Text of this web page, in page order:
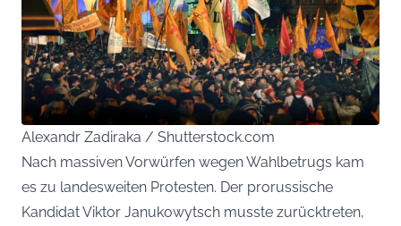
Alexandr Zadiraka / Shutterstock.com
Nach massiven Vorwürfen wegen Wahlbetrugs kam
es zu landesweiten Protesten. Der prorussische
Kandidat Viktor Janukowytsch musste zurücktreten,